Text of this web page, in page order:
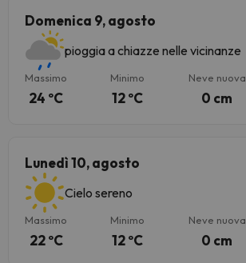
Domenica 9, agosto
pioggia a chiazze nelle vicinanze
Massimo
24 ºC
Minimo
12 ºC
Neve nuova
0 cm
Lunedì 10, agosto
Cielo sereno
Massimo
22 ºC
Minimo
12 ºC
Neve nuova
0 cm